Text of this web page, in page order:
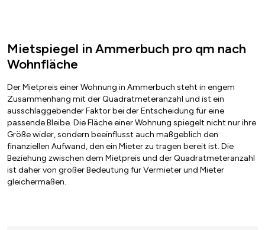
Mietspiegel in Ammerbuch pro qm nach
Wohnfläche
Der Mietpreis einer Wohnung in Ammerbuch steht in engem
Zusammenhang mit der Quadratmeteranzahl und ist ein
ausschlaggebender Faktor bei der Entscheidung für eine
passende Bleibe. Die Fläche einer Wohnung spiegelt nicht nur ihre
Größe wider, sondern beeinflusst auch maßgeblich den
finanziellen Aufwand, den ein Mieter zu tragen bereit ist. Die
Beziehung zwischen dem Mietpreis und der Quadratmeteranzahl
ist daher von großer Bedeutung für Vermieter und Mieter
gleichermaßen.